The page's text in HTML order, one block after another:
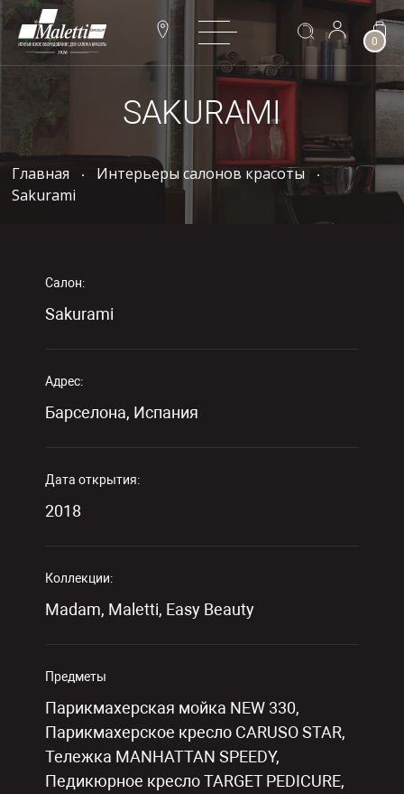
0
SAKURAMI
Главная
Интерьеры салонов красоты
Sakurami
Салон:
Sakurami
Адрес:
Барселона, Испания
Дата открытия:
2018
Коллекции:
Madam, Maletti, Easy Beauty
Предметы
Парикмахерская мойка NEW 330,
Парикмахерское кресло CARUSO STAR,
Тележка MANHATTAN SPEEDY,
Педикюрное кресло TARGET PEDICURE,